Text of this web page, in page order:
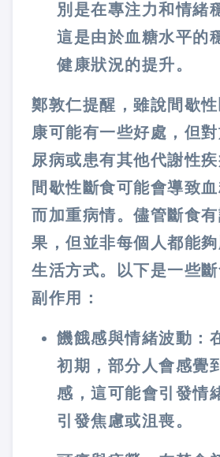
別是在專注力和情緒
這是由於血糖水平的
健康狀況的提升。
鄭敦仁提醒，雖說間歇
康可能有一些好處，但
尿病或患有其他代謝性疾
間歇性斷食可能會導致
而加重病情。儘管斷食
果，但並非每個人都能
生活方式。以下是一些
副作用：
饑餓感與情緒波動：
初期，部分人會感覺
感，這可能會引發情
引發焦慮或沮喪。